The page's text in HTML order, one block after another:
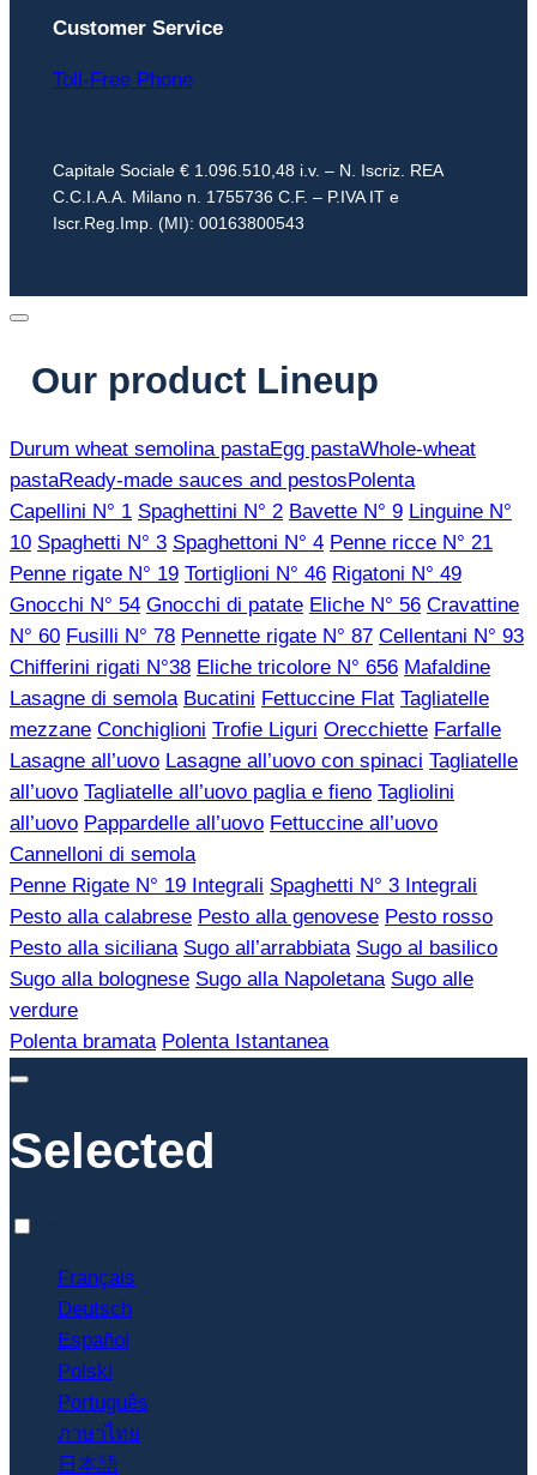
Customer Service
Toll-Free Phone
Capitale Sociale € 1.096.510,48 i.v. – N. Iscriz. REA
C.C.I.A.A. Milano n. 1755736 C.F. – P.IVA IT e
Iscr.Reg.Imp. (MI): 00163800543
Our product Lineup
Durum wheat semolina pastaEgg pastaWhole-wheat
pastaReady-made sauces and pestosPolenta
Capellini N° 1 Spaghettini N° 2 Bavette N° 9 Linguine N°
10 Spaghetti N° 3 Spaghettoni N° 4 Penne ricce N° 21
Penne rigate N° 19 Tortiglioni N° 46 Rigatoni N° 49
Gnocchi N° 54 Gnocchi di patate Eliche N° 56 Cravattine
N° 60 Fusilli N° 78 Pennette rigate N° 87 Cellentani N° 93
Chifferini rigati N°38 Eliche tricolore N° 656 Mafaldine
Lasagne di semola Bucatini Fettuccine Flat Tagliatelle
mezzane Conchiglioni Trofie Liguri Orecchiette Farfalle
Lasagne all’uovo Lasagne all’uovo con spinaci Tagliatelle
all’uovo Tagliatelle all’uovo paglia e fieno Tagliolini
all’uovo Pappardelle all’uovo Fettuccine all’uovo
Cannelloni di semola
Penne Rigate N° 19 Integrali Spaghetti N° 3 Integrali
Pesto alla calabrese Pesto alla genovese Pesto rosso
Pesto alla siciliana Sugo all’arrabbiata Sugo al basilico
Sugo alla bolognese Sugo alla Napoletana Sugo alle
verdure
Polenta bramata Polenta Istantanea
Selected
Français
Deutsch
Español
Polski
Português
ภาษาไทย
日本語